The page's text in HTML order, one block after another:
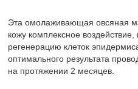
Эта омолаживающая овсяная
кожу комплексное
регенерацию клеток
оптимального результата
на протяжении 2 месяцев.